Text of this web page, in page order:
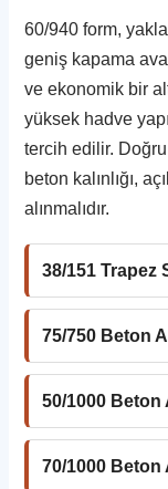
60/940 form,
geniş kapama
ve ekonomik bir
yüksek hadve
tercih edilir.
beton kalınlığı,
alınmalıdır.
38/151 Trapez
75/750 Beton
50/1000 Beton
70/1000 Beton